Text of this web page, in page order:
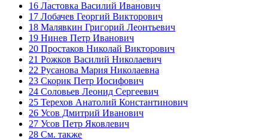
16 Ластовка Василий Иванович
17 Лобачев Георгий Викторович
18 Малявкин Григорий Леонтьевич
19 Нинев Петр Иванович
20 Простаков Николай Викторович
21 Рожков Василий Николаевич
22 Русанова Мария Николаевна
23 Скорик Петр Иосифович
24 Соловьев Леонид Сергеевич
25 Терехов Анатолий Константинович
26 Усов Дмитрий Иванович
27 Усов Петр Яковлевич
28 См. также